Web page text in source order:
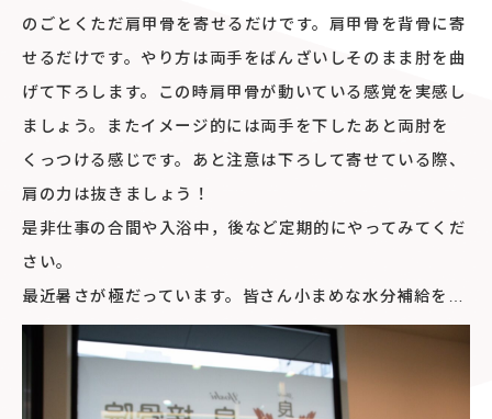
のごとくただ肩甲骨を寄せるだけです。肩甲骨を背骨に寄
せるだけです。やり方は両手をばんざいしそのまま肘を曲
げて下ろします。この時肩甲骨が動いている感覚を実感し
ましょう。またイメージ的には両手を下したあと両肘を
くっつける感じです。あと注意は下ろして寄せている際、
肩の力は抜きましょう！
是非仕事の合間や入浴中，後など定期的にやってみてくだ
さい。
最近暑さが極だっています。皆さん小まめな水分補給を…